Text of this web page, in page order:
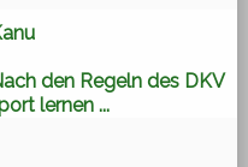
den Regeln des DKV
lernen ...